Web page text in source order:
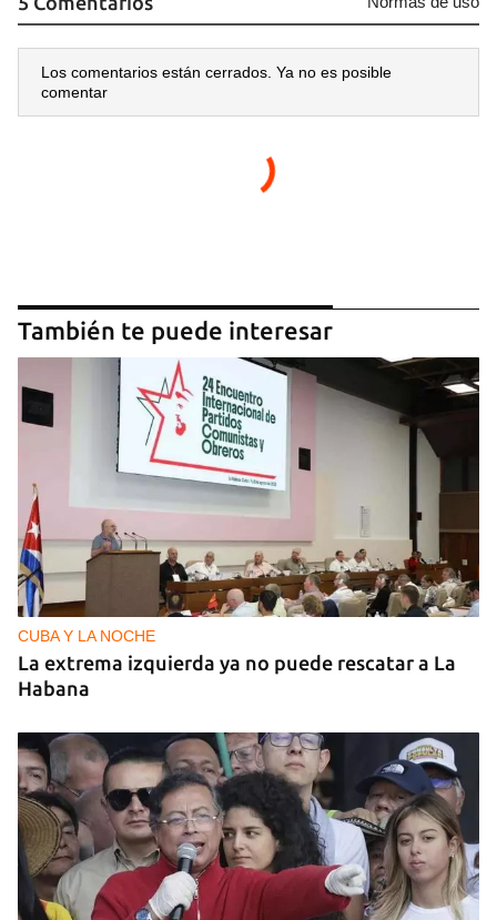
Los comentarios están cerrados. Ya no es posible
comentar
También te puede interesar
CUBA Y LA NOCHE
La extrema izquierda ya no puede rescatar a La
Habana